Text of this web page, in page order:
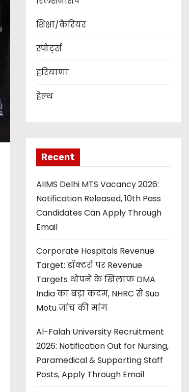
शिक्षा/कैरियर
स्पोर्ट्स
हरियाणा
हेल्थ
Recent
AIIMS Delhi MTS Vacancy 2026:
Notification Released, 10th Pass
Candidates Can Apply Through
Email
Corporate Hospitals Revenue
Target: डॉक्टरों पर Revenue
Targets थोपने के खिलाफ DMA
India का बड़ा कदम, NHRC से Suo
Motu जांच की मांग
Al-Falah University Recruitment
2026: Notification Out for Nursing,
Paramedical & Supporting Staff
Posts, Apply Through Email